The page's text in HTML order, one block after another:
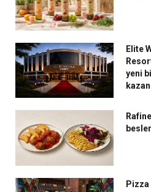
Elite
yeni
Pizza